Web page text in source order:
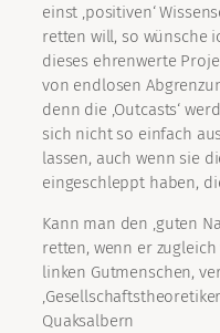
einst ‚positiven‘
retten will, so wünsche
dieses ehrenwerte
von endlosen
denn die ‚Outcasts‘
sich nicht so einfach
lassen, auch wenn sie
eingeschleppt haben,
Kann man den ‚guten
retten, wenn er
linken Gutmenschen,
Quaksalbern